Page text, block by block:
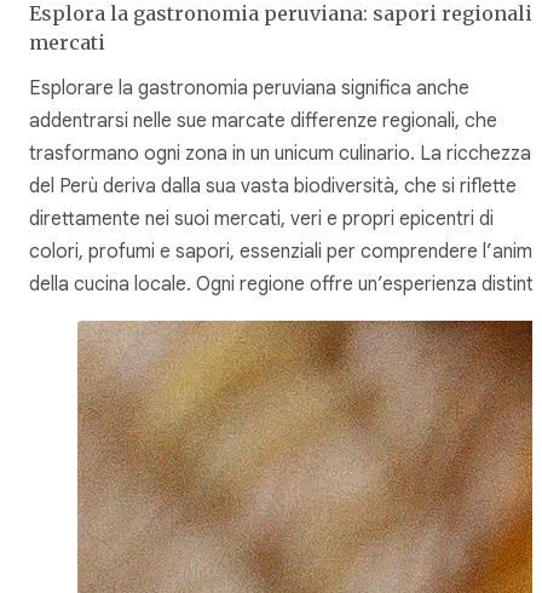
Esplora la gastronomia peruviana: sapori regionali
mercati
Esplorare la gastronomia peruviana significa anche
addentrarsi nelle sue marcate differenze regionali, che
trasformano ogni zona in un unicum culinario. La ricchezza
del Perù deriva dalla sua vasta biodiversità, che si riflette
direttamente nei suoi mercati, veri e propri epicentri di
colori, profumi e sapori, essenziali per comprendere l’anima
della cucina locale. Ogni regione offre un’esperienza